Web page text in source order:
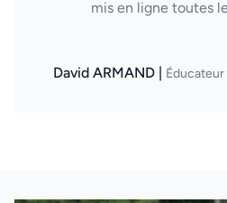
mis en ligne toutes
David ARMAND | Éducateur